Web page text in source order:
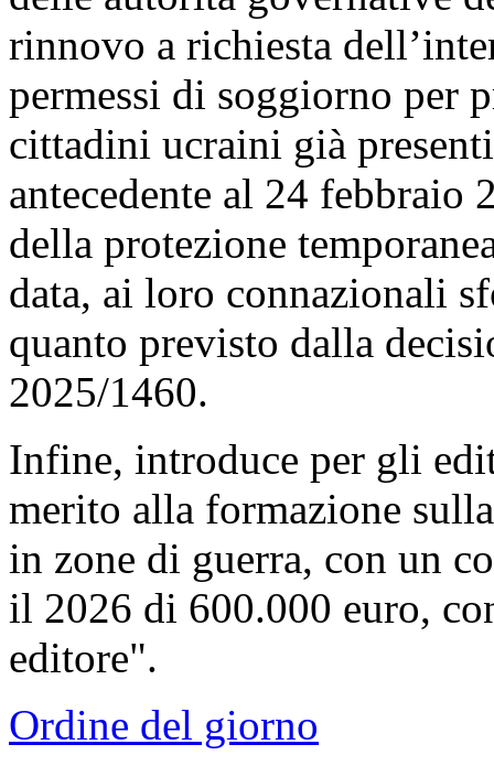
rinnovo a richiesta
permessi di soggiorno per
cittadini ucraini già
antecedente al 24 febbraio
della protezione
data, ai loro connazionali
quanto previsto dalla
2025/1460.
Infine, introduce per gli
merito alla formazione
in zone di guerra, con un
il 2026 di 600.000 euro,
editore".
Ordine del giorno